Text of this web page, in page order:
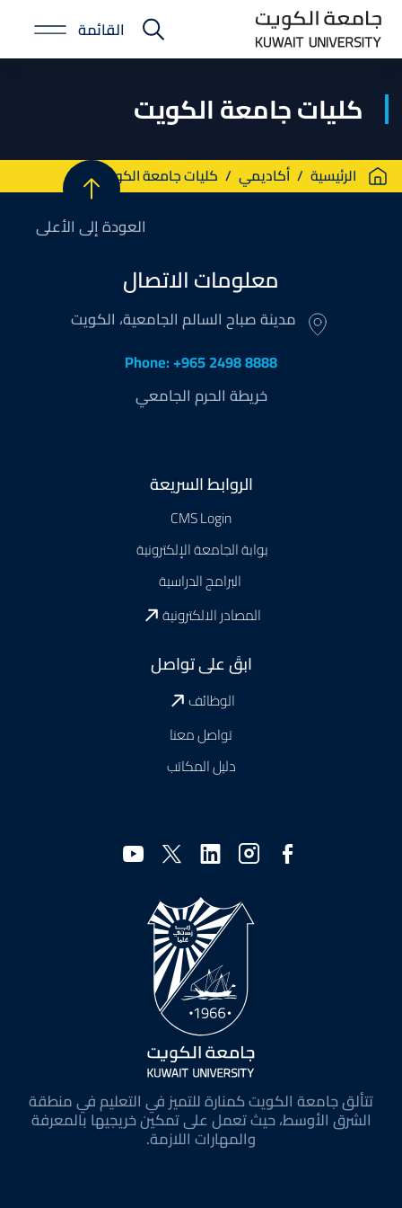
Skip
main
E-
Portal
القائمة
كليات جامعة الكويت
Breadcrumb
الرئيسية أكاديمي كليات جامعة الكويت
العودة إلى الأعلى
تتألق جامعة الكويت كمنارة للتميز في التعليم في منطقة
الشرق الأوسط، حيث تعمل على تمكين خريجيها بالمعرفة
والمهارات اللازمة.
معلومات الاتصال
مدينة صباح السالم الجامعية، الكويت
Phone: +965 2498 8888
خريطة الحرم الجامعي
الروابط السريعة
CMS Login
بوابة الجامعة الإلكترونية
البرامج الدراسية
المصادر الالكترونية
ابقَ على تواصل
الوظائف
تواصل معنا
دليل المكاتب